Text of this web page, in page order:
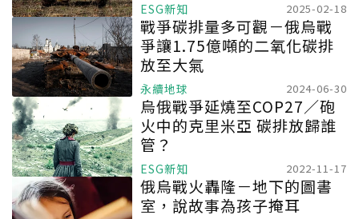
ESG新知 2025-02-18
戰爭碳排量多可觀－俄烏戰
爭讓1.75億噸的二氧化碳排
放至大氣
永續地球 2024-06-30
烏俄戰爭延燒至COP27／砲
火中的克里米亞 碳排放歸誰
管？
ESG新知 2022-11-17
俄烏戰火轟隆－地下的圖書
室，說故事為孩子掩耳